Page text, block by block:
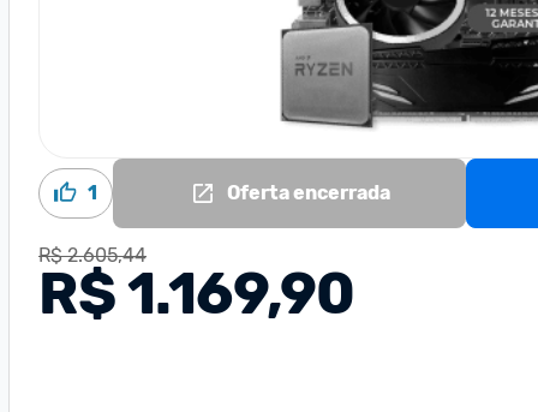
1 Oferta encerrada
R$ 2.605,44
R$ 1.169,90